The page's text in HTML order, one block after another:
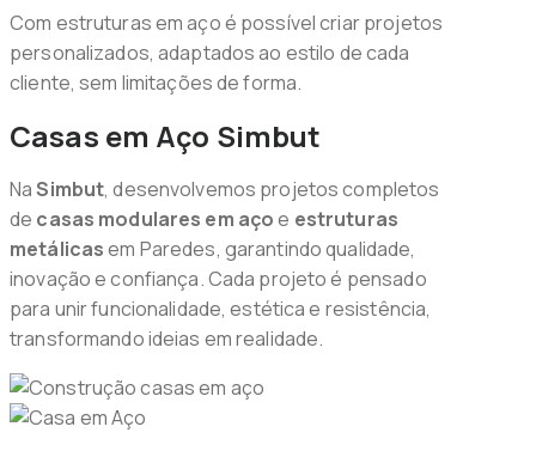
Com estruturas em aço é possível criar projetos
personalizados, adaptados ao estilo de cada
cliente, sem limitações de forma.
Casas em Aço Simbut
NaSimbut, desenvolvemos projetos completos
de casas modulares em açoe estruturas
metálicasem Paredes, garantindo qualidade,
inovação e confiança. Cada projeto é pensado
para unir funcionalidade, estética e resistência,
transformando ideias em realidade.